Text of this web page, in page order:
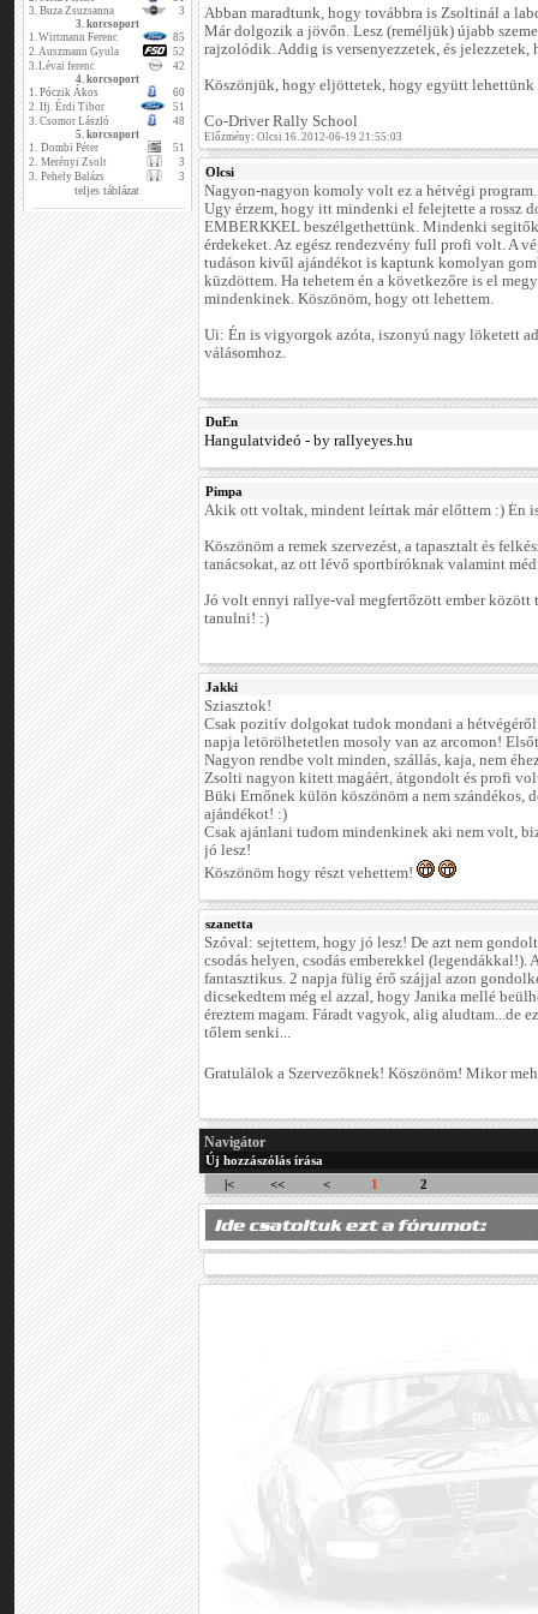
3. Buza Zsuzsanna
3
3. korcsoport
1.Wirtmann Ferenc
85
2.Auszmann Gyula
52
3.Lévai ferenc
42
4. korcsoport
1. Póczik Ákos
60
2. Ifj. Érdi Tibor
51
3. Csomor László
48
5. korcsoport
1. Dombi Péter
51
2. Merényi Zsolt
3
3. Pehely Balázs 3
teljes táblázat
Abban maradtunk, hogy továbbra is Zsoltinál a
Már dolgozik a jövőn. Lesz (reméljük) újabb
rajzolódik. Addig is versenyezzetek, és
Köszönjük, hogy eljöttetek, hogy együtt lehettünk
Co-Driver Rally School
Előzmény: Olcsi 16. 2012-06-19 21:55:03
Olcsi
Nagyon-nagyon komoly volt ez a hétvégi program.
Ugy érzem, hogy itt mindenki el felejtette a rossz
EMBERKKEL beszélgethettünk. Mindenki
érdekeket. Az egész rendezvény full profi volt. A
tudáson kivűl ajándékot is kaptunk komolyan
küzdöttem. Ha tehetem én a következőre is el
mindenkinek. Köszönöm, hogy ott lehettem.
Ui: Én is vigyorgok azóta, iszonyú nagy löketett
válásomhoz.
DuEn
Hangulatvideó - by rallyeyes.hu
Pimpa
Akik ott voltak, mindent leírtak már előttem :) Én
Köszönöm a remek szervezést, a tapasztalt és
tanácsokat, az ott lévő sportbíróknak valamint
Jó volt ennyi rallye-val megfertőzött ember között
tanulni! :)
Jakki
Sziasztok!
Csak pozitív dolgokat tudok mondani a
napja letörölhetetlen mosoly van az arcomon!
Nagyon rendbe volt minden, szállás, kaja, nem
Zsolti nagyon kitett magáért, átgondolt és profi
Büki Ernőnek külön köszönöm a nem szándékos,
ajándékot! :)
Csak ajánlani tudom mindenkinek aki nem volt,
jó lesz!
Köszönöm hogy részt vehettem!
szanetta
Szóval: sejtettem, hogy jó lesz! De azt nem
csodás helyen, csodás emberekkel (legendákkal!).
fantasztikus. 2 napja fülig érő szájjal azon
dicsekedtem még el azzal, hogy Janika mellé
éreztem magam. Fáradt vagyok, alig aludtam...de
tőlem senki...
Gratulálok a Szervezőknek! Köszönöm! Mikor
Navigátor
Új hozzászólás írása
|<
<< < 1 2